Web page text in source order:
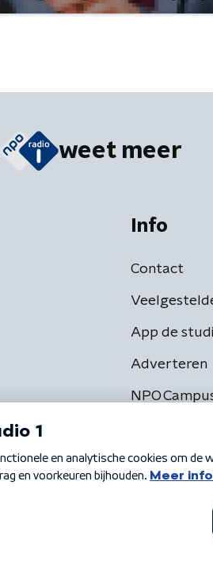
weet meer
Info
Contact
App de
Adverteren
NPO
Privacybeleid